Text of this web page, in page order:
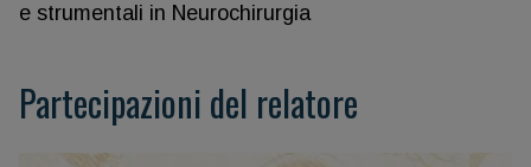
e strumentali in Neurochirurgia
Partecipazioni del relatore